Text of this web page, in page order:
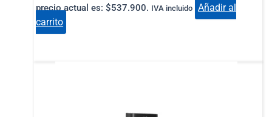
precio actual es: $537.900. IVA incluido
Añadir al
carrito